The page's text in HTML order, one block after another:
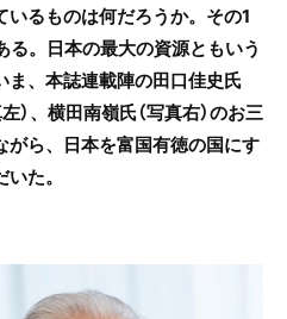
るものは何だろうか。その1
る。日本の最大の資源ともいう
、本誌連載陣の田口佳史氏
）、横田南嶺氏（写真右）のお三
ら、日本を富国有徳の国にす
た。